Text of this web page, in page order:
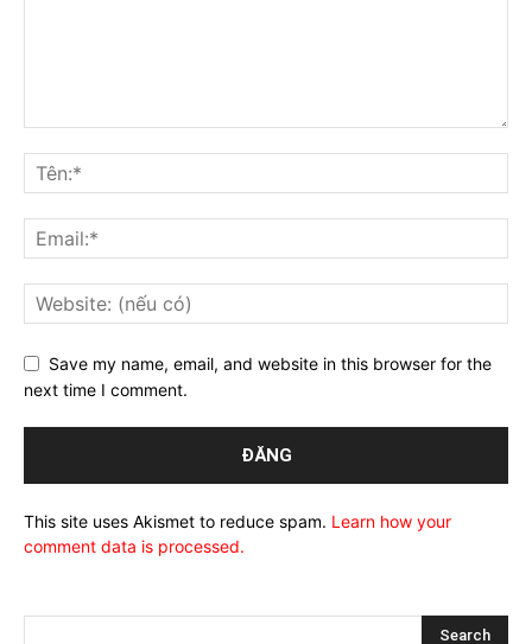
Save my name, email, and website in this browser for the
next time I comment.
This site uses Akismet to reduce spam. Learn how your
comment data is processed.